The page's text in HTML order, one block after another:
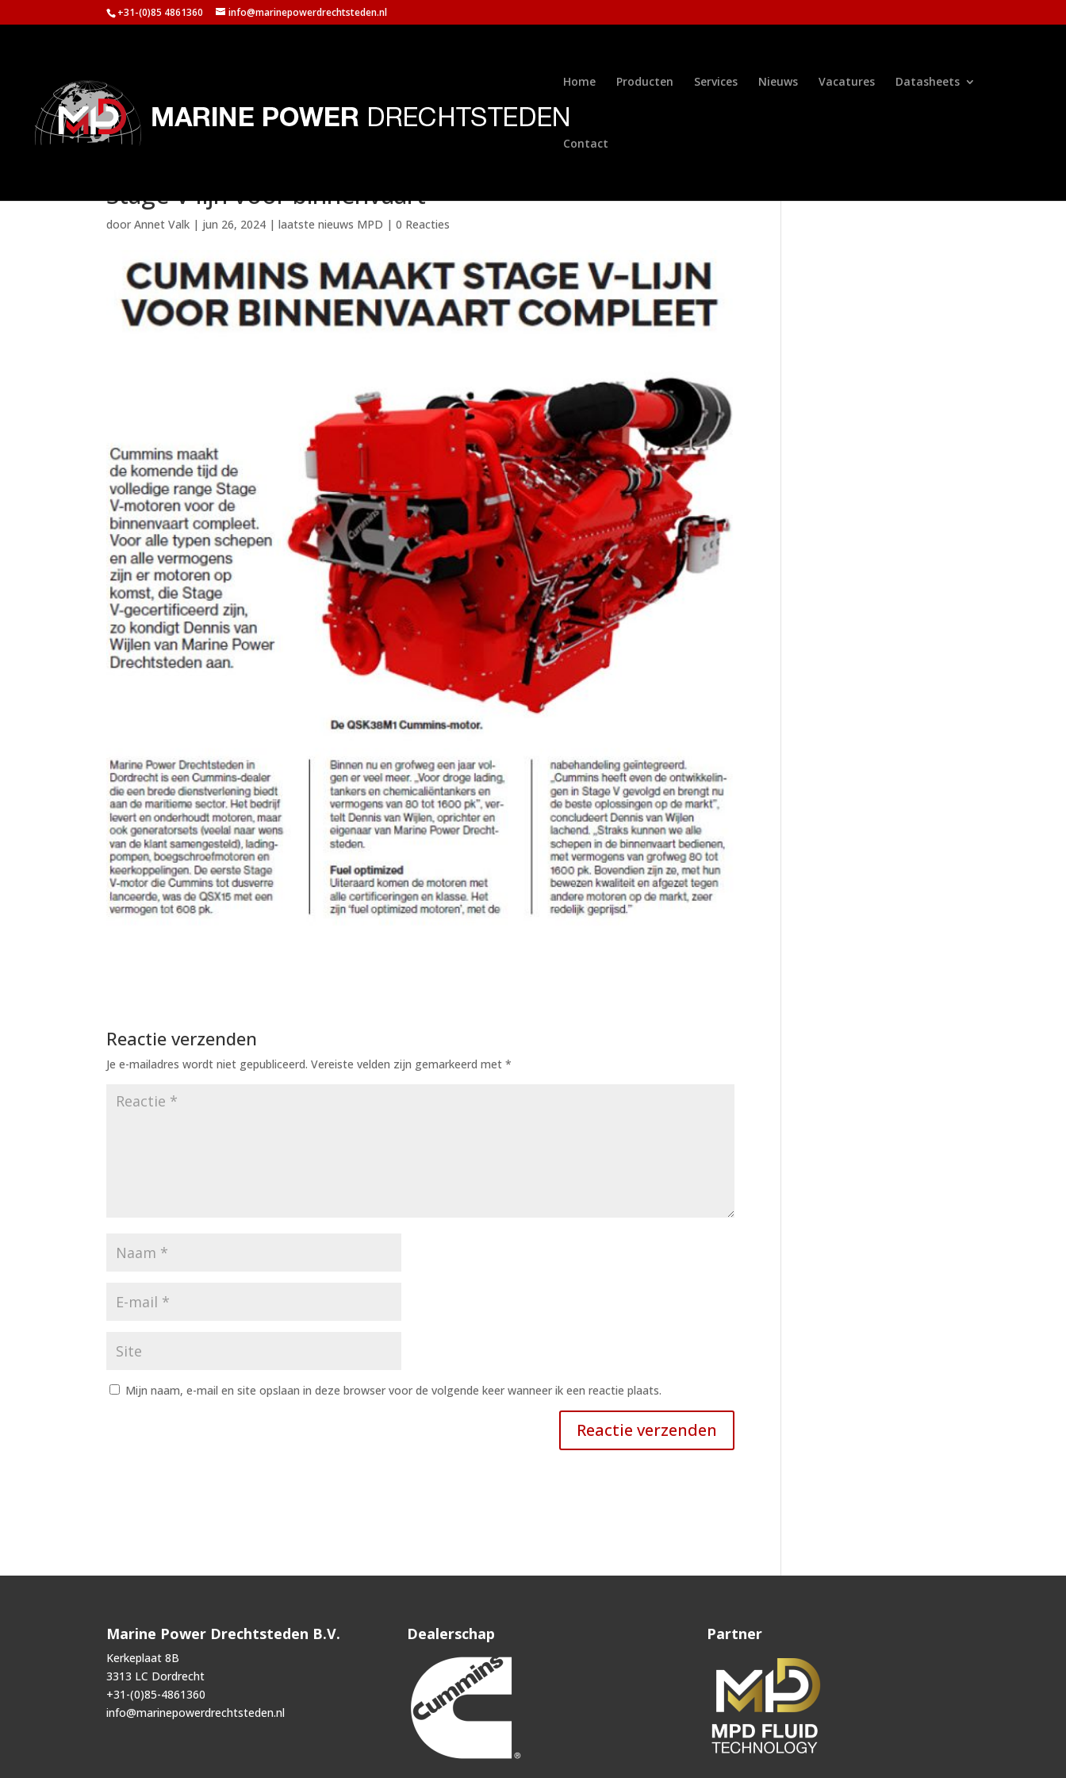
+31-(0)85 4861360 info@marinepowerdrechtsteden.nl
Home Producten Services Nieuws Vacatures Datasheets
Contact
Stage V lijn voor binnenvaart
doorAnnet Valk | jun 26, 2024 |laatste nieuws MPD |0 Reacties
Reactie verzenden
Je e-mailadres wordt niet gepubliceerd. Vereiste velden zijn gemarkeerd met*
Mijn naam, e-mail en site opslaan in deze browser voor de volgende keer wanneer ik een reactie plaats.
Marine Power Drechtsteden B.V.
Kerkeplaat 8B
3313 LC Dordrecht
+31-(0)85-4861360
info@marinepowerdrechtsteden.nl
Dealerschap Partner